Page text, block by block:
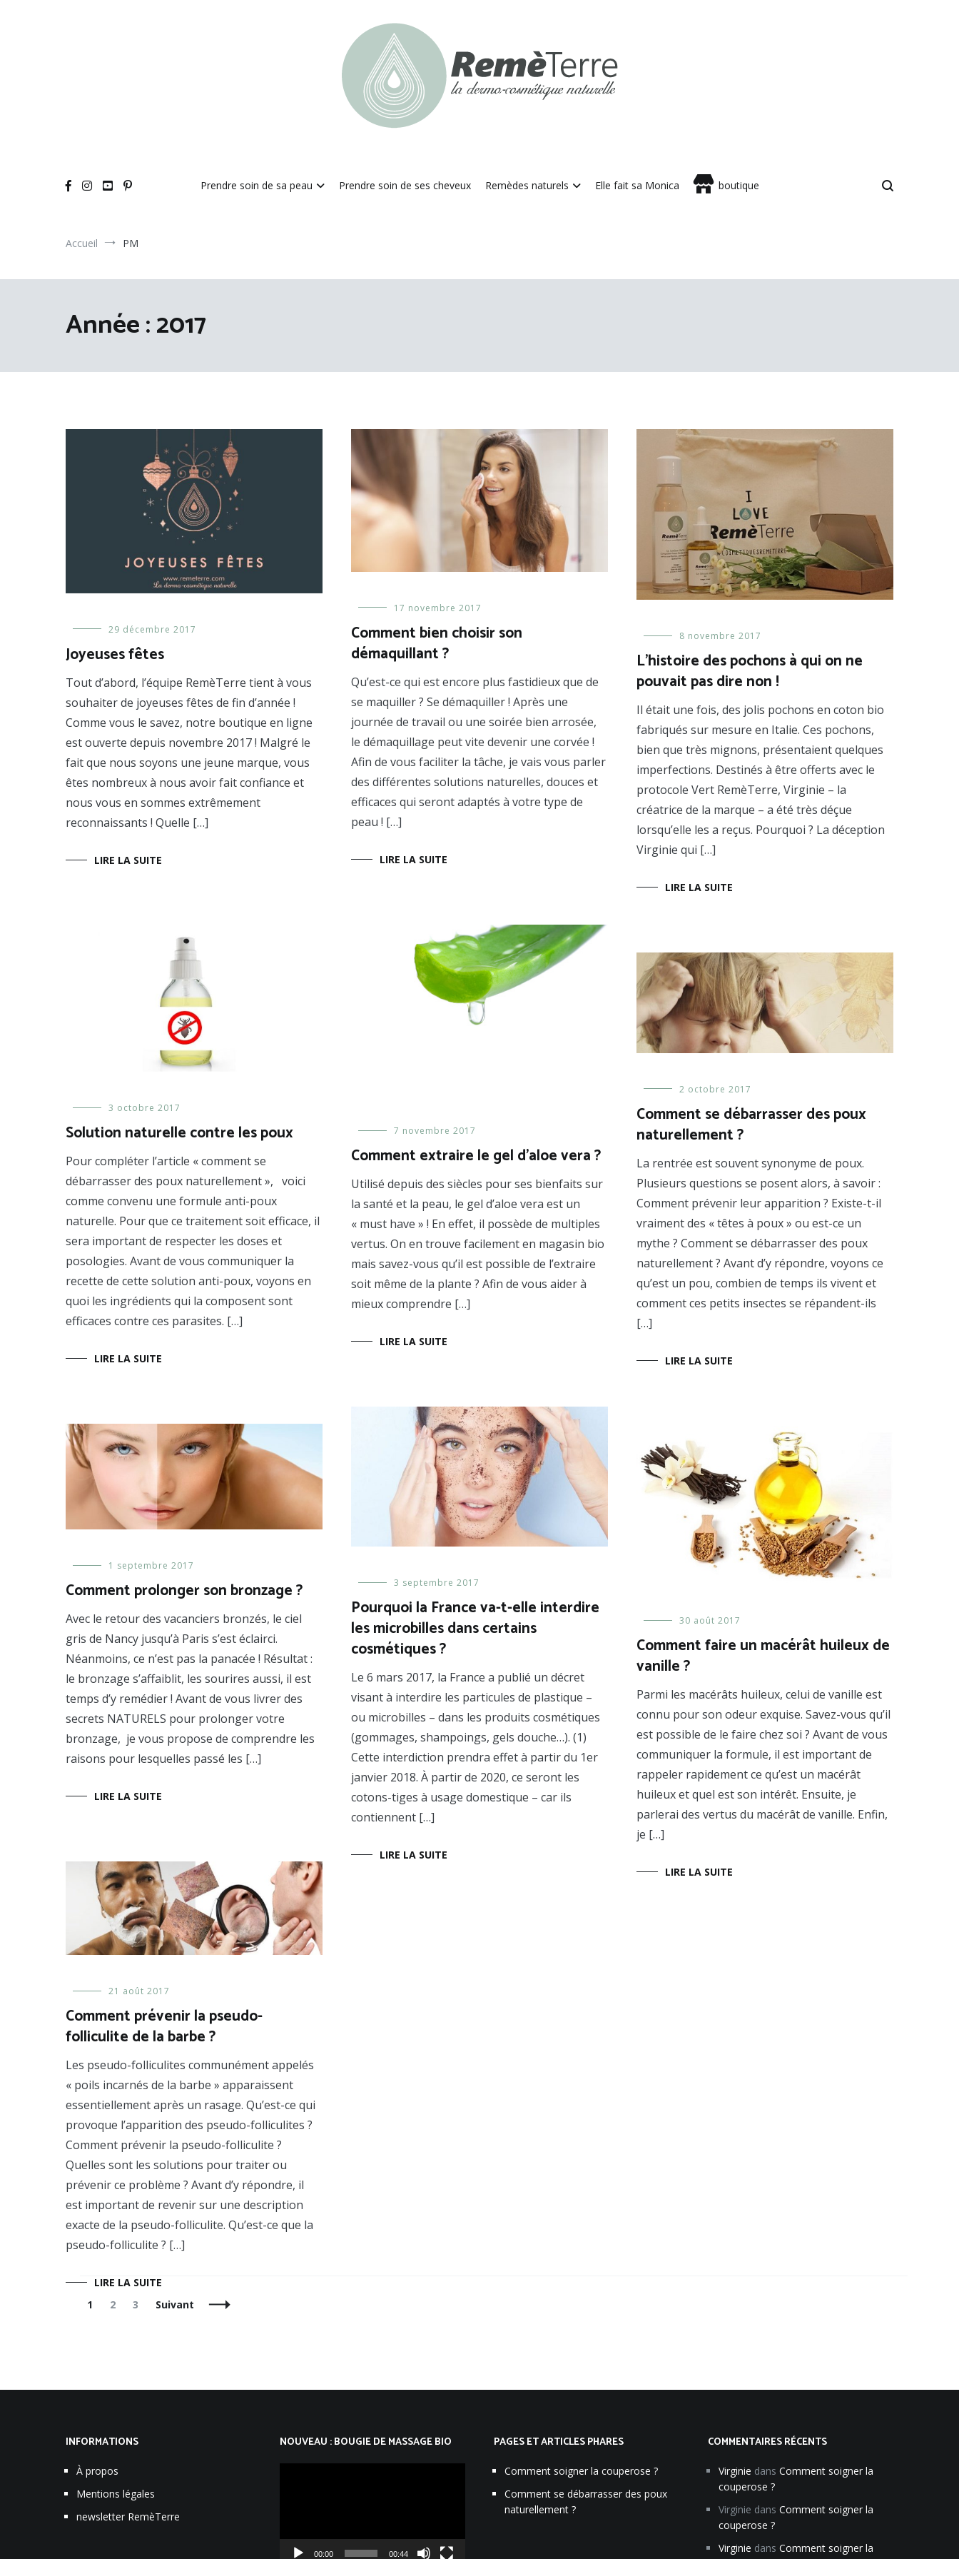
Prendre soin de sa peau
Prendre soin de ses cheveux Remèdes naturels Elle fait sa Monica boutique
Accueil PM
Année :2017
Evénements29 décembre 2017
Joyeuses fêtes
Tout d’abord, l’équipe RemèTerre tient à vous
souhaiter de joyeuses fêtes de fin d’année !
Comme vous le savez, notre boutique en ligne
est ouverte depuis novembre 2017 ! Malgré le
fait que nous soyons une jeune marque, vous
êtes nombreux à nous avoir fait confiance et
nous vous en sommes extrêmement
reconnaissants ! Quelle […]
LIRE LA SUITE
Adolescent(e) ,
Prendre
soin
de
sa
peau
17 novembre 2017
Comment bien choisir son
démaquillant ?
Qu’est-ce qui est encore plus fastidieux que de
se maquiller ? Se démaquiller ! Après une
journée de travail ou une soirée bien arrosée,
le démaquillage peut vite devenir une corvée !
Afin de vous faciliter la tâche, je vais vous parler
des différentes solutions naturelles, douces et
efficaces qui seront adaptés à votre type de
peau ! […]
LIRE LA SUITE
Evénements8 novembre 2017
L’histoire des pochons à qui on ne
pouvait pas dire non !
Il était une fois, des jolis pochons en coton bio
fabriqués sur mesure en Italie. Ces pochons,
bien que très mignons, présentaient quelques
imperfections. Destinés à être offerts avec le
protocole Vert RemèTerre, Virginie – la
créatrice de la marque – a été très déçue
lorsqu’elle les a reçus. Pourquoi ? La déception
Virginie qui […]
LIRE LA SUITE
Formules ,
soin
sa
peau
7 novembre 2017
Comment extraire le gel d’aloe vera ?
Utilisé depuis des siècles pour ses bienfaits sur
la santé et la peau, le gel d’aloe vera est un
« must have » ! En effet, il possède de multiples
vertus. On en trouve facilement en magasin bio
mais savez-vous qu’il est possible de l’extraire
soit même de la plante ? Afin de vous aider à
mieux comprendre […]
LIRE LA SUITE
Bébé
enfant ,
Prendre
soin
de
ses
cheveux
3 octobre 2017
Solution naturelle contre les poux
Pour compléter l’article « comment se
débarrasser des poux naturellement », voici
comme convenu une formule anti-poux
naturelle. Pour que ce traitement soit efficace, il
sera important de respecter les doses et
posologies. Avant de vous communiquer la
recette de cette solution anti-poux, voyons en
quoi les ingrédients qui la composent sont
efficaces contre ces parasites. […]
LIRE LA SUITE
Prendre
de
ses
cheveux ,
Remèdes
naturels
2 octobre 2017
Comment se débarrasser des poux
naturellement ?
La rentrée est souvent synonyme de poux.
Plusieurs questions se posent alors, à savoir :
Comment prévenir leur apparition ? Existe-t-il
vraiment des « têtes à poux » ou est-ce un
mythe ? Comment se débarrasser des poux
naturellement ? Avant d’y répondre, voyons ce
qu’est un pou, combien de temps ils vivent et
comment ces petits insectes se répandent-ils
[…]
LIRE LA SUITE
Actualité 3 septembre 2017
Pourquoi la France va-t-elle interdire
les microbilles dans certains
cosmétiques ?
Le 6 mars 2017, la France a publié un décret
visant à interdire les particules de plastique –
ou microbilles – dans les produits cosmétiques
(gommages, shampoings, gels douche…). (1)
Cette interdiction prendra effet à partir du 1er
janvier 2018. À partir de 2020, ce seront les
cotons-tiges à usage domestique – car ils
contiennent […]
LIRE LA SUITE
Prendre
de
peau
1 septembre 2017
Comment prolonger son bronzage ?
Avec le retour des vacanciers bronzés, le ciel
gris de Nancy jusqu’à Paris s’est éclairci.
Néanmoins, ce n’est pas la panacée ! Résultat :
le bronzage s’affaiblit, les sourires aussi, il est
temps d’y remédier ! Avant de vous livrer des
secrets NATURELS pour prolonger votre
bronzage, je vous propose de comprendre les
raisons pour lesquelles passé les […]
LIRE LA SUITE
Formules ,
huiles ,
Les
huiles
végétales
30 août 2017
Comment faire un macérât huileux de
vanille ?
Parmi les macérâts huileux, celui de vanille est
connu pour son odeur exquise. Savez-vous qu’il
est possible de le faire chez soi ? Avant de vous
communiquer la formule, il est important de
rappeler rapidement ce qu’est un macérât
huileux et quel est son intérêt. Ensuite, je
parlerai des vertus du macérât de vanille. Enfin,
je […]
LIRE LA SUITE
Homme
soin
de
sa
peau
21 août 2017
Comment prévenir la pseudo-
folliculite de la barbe ?
Les pseudo-folliculites communément appelés
« poils incarnés de la barbe » apparaissent
essentiellement après un rasage. Qu’est-ce qui
provoque l’apparition des pseudo-folliculites ?
Comment prévenir la pseudo-folliculite ?
Quelles sont les solutions pour traiter ou
prévenir ce problème ? Avant d’y répondre, il
est important de revenir sur une description
exacte de la pseudo-folliculite. Qu’est-ce que la
pseudo-folliculite ? […]
LIRE LA SUITE
Navigation
Page
1 Page
2 Page
3 Suivant
INFORMATIONS
À propos
Mentions légales
newsletter RemèTerre
NOUVEAU : BOUGIE DE MASSAGE BIO
00:00 00:44
PAGES ET ARTICLES PHARES
Comment soigner la couperose ?
Comment se débarrasser des poux
naturellement ?
COMMENTAIRES RÉCENTS
Virginie dans Comment soigner la
couperose ?
Virginie dans Comment soigner la
couperose ?
Virginie dans Comment soigner la